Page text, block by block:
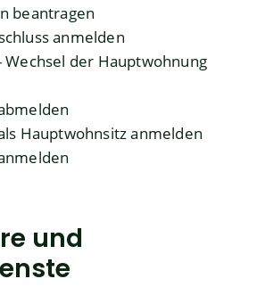
beantragen
anmelden
Wechsel der Hauptwohnung
Hauptwohnsitz anmelden
und